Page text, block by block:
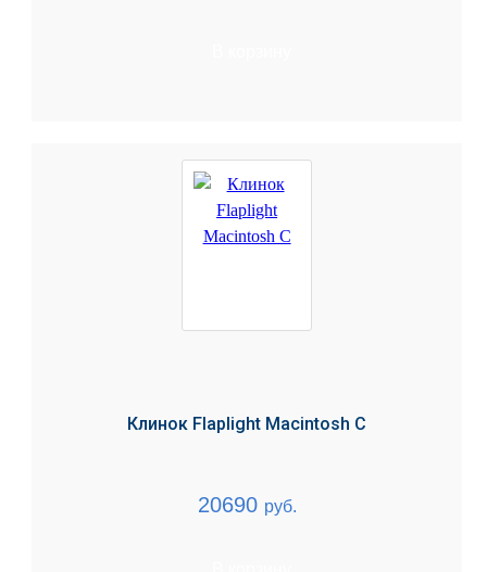
Клинок Flaplight Macintosh C
20690 руб.